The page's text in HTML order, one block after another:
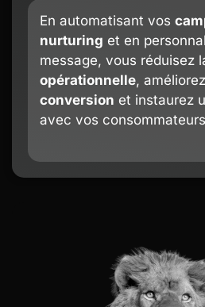
En automatisant vos
nurturing et en
message, vous réduisez
opérationnelle,
conversion et instaurez
avec vos